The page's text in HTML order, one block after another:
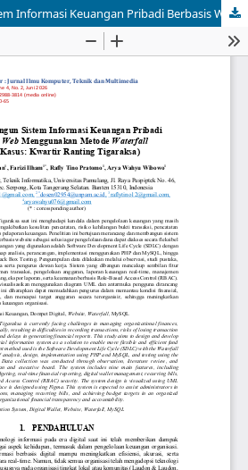
Rancang Bangun Sistem Informasi Keuangan Pribadi Berbasis Web Menggunakan Metode Waterfall (Studi Kasus: Kwartir Ranting Tigaraksa)